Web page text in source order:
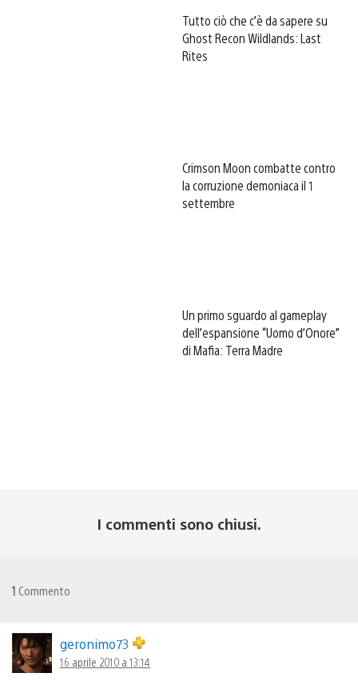
Tutto ciò che c’è da sapere su
Ghost Recon Wildlands: Last
Rites
Crimson Moon combatte contro
la corruzione demoniaca il 1
settembre
Un primo sguardo al gameplay
dell’espansione “Uomo d’Onore”
di Mafia: Terra Madre
I commenti sono chiusi.
1 Commento
geronimo73
16 aprile 2010 a 13:14